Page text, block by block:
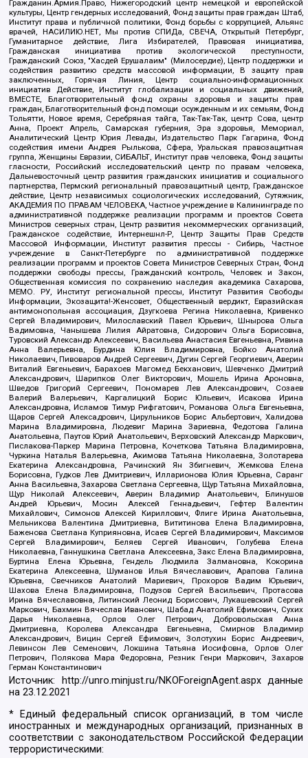
Гражданин.Армия.Право, Нижегородский центр немецкой и европейской
культуры, Центр гендерных исследований, Фонд защиты прав граждан Штаб,
Институт права и публичной политики, Фонд борьбы с коррупцией, Альянс
врачей, НАСИЛИЮ.НЕТ, Мы против СПИДа, СВЕЧА, Открытый Петербург,
Гуманитарное действие, Лига Избирателей, Правовая инициатива,
Гражданская инициатива против экологической преступности,
Гражданский Союз, "Хасдей Ерушалаим" (Милосердие), Центр поддержки и
содействия развитию средств массовой информации, В защиту прав
заключенных, Горячая Линия, Центр социально-информационных
инициатив Действие, Институт глобализации и социальных движений,
ВМЕСТЕ, Благотворительный фонд охраны здоровья и защиты прав
граждан, Благотворительный фонд помощи осужденным и их семьям, Фонд
Тольятти, Новое время, Серебряная тайга, Так-Так-Так, центр Сова, центр
Анна, Проект Апрель, Самарская губерния, Эра здоровья, Мемориал,
Аналитический Центр Юрия Левады, Издательство Парк Гагарина, Фонд
содействия имени Андрея Рылькова, Сфера, Уральская правозащитная
группа, Женщины Евразии, СИБАЛЬТ, Институт прав человека, Фонд защиты
гласности, Российский исследовательский центр по правам человека,
Дальневосточный центр развития гражданских инициатив и социального
партнерства, Пермский региональный правозащитный центр, Гражданское
действие, Центр независимых социологических исследований, Сутяжник,
АКАДЕМИЯ ПО ПРАВАМ ЧЕЛОВЕКА, Частное учреждение в Калининграде по
административной поддержке реализации программ и проектов Совета
Министров северных стран, Центр развития некоммерческих организаций,
Гражданское содействие, Интернешнл-Р, Центр Защиты Прав Средств
Массовой Информации, Институт развития прессы - Сибирь, Частное
учреждение в Санкт-Петербурге по административной поддержке
реализации программ и проектов Совета Министров Северных Стран, Фонд
поддержки свободы прессы, Гражданский контроль, Человек и Закон,
Общественная комиссия по сохранению наследия академика Сахарова,
МЕМО. РУ, Институт региональной прессы, Институт Развития Свободы
Информации, Экозащита!-Женсовет, Общественный вердикт, Евразийская
антимонопольная ассоциация, Дзугкоева Регина Николаевна, Кривенко
Сергей Владимирович, Милославский Павел Юрьевич, Шнырова Ольга
Вадимовна, Чанышева Лилия Айратовна, Сидорович Ольга Борисовна,
Туровский Александр Алексеевич, Васильева Анастасия Евгеньевна, Ривина
Анна Валерьевна, Бурдина Юлия Владимировна, Бойко Анатолий
Николаевич, Пивоваров Андрей Сергеевич, Дугин Сергей Георгиевич, Аверин
Виталий Евгеньевич, Барахоев Магомед Бекханович, Шевченко Дмитрий
Александрович, Шарипков Олег Викторович, Мошель Ирина Ароновна,
Шведов Григорий Сергеевич, Пономарев Лев Александрович, Созаев
Валерий Валерьевич, Каргалицкий Борис Юльевич, Исакова Ирина
Александровна, Исламов Тимур Рифгатович, Романова Ольга Евгеньевна,
Щаров Сергей Алексадрович, Цирульников Борис Альбертович, Халидова
Марина Владимировна, Людевиг Марина Зариевна, Федотова Галина
Анатольевна, Паутов Юрий Анатольевич, Верховский Александр Маркович,
Пислакова-Паркер Марина Петровна, Кочеткова Татьяна Владимировна,
Чуркина Наталья Валерьевна, Акимова Татьяна Николаевна, Золотарева
Екатерина Александровна, Рачинский Ян Збигневич, Жемкова Елена
Борисовна, Гудков Лев Дмитриевич, Илларионова Юлия Юрьевна, Саранг
Анна Васильевна, Захарова Светлана Сергеевна, Щур Татьяна Михайловна,
Щур Николай Алексеевич, Аверин Владимир Анатольевич, Блинушов
Андрей Юрьевич, Мосин Алексей Геннадьевич, Гефтер Валентин
Михайлович, Симонов Алексей Кириллович, Флиге Ирина Анатольевна,
Мельникова Валентина Дмитриевна, Вититинова Елена Владимировна,
Баженова Светлана Куприяновна, Исаев Сергей Владимирович, Максимов
Сергей Владимирович, Беляев Сергей Иванович, Голубева Елена
Николаевна, Ганнушкина Светлана Алексеевна, Закс Елена Владимировна,
Буртина Елена Юрьевна, Гендель Людмила Залмановна, Кокорина
Екатерина Алексеевна, Шуманов Илья Вячеславович, Арапова Галина
Юрьевна, Свечников Анатолий Мариевич, Прохоров Вадим Юрьевич,
Шахова Елена Владимировна, Подузов Сергей Васильевич, Протасова
Ирина Вячеславовна, Литинский Леонид Борисович, Лукашевский Сергей
Маркович, Бахмин Вячеслав Иванович, Шабад Анатолий Ефимович, Сухих
Дарья Николаевна, Орлов Олег Петрович, Добровольская Анна
Дмитриевна, Королева Александра Евгеньевна, Смирнов Владимир
Александрович, Вицин Сергей Ефимович, Золотухин Борис Андреевич,
Левинсон Лев Семенович, Локшина Татьяна Иосифовна, Орлов Олег
Петрович, Полякова Мара Федоровна, Резник Генри Маркович, Захаров
Герман Константинович
Источник: http://unro.minjust.ru/NKOForeignAgent.aspxданные
на23.12.2021
* Единый федеральный список организаций, в том числе
иностранных и международных организаций, признанных в
соответствии с законодательством Российской Федерации
террористическими: